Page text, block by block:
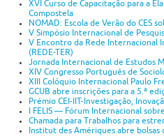
XVI Curso de Capacitação para a
Compostela
NOMAD: Escola de Verão do CES
V Simpósio Internacional de
V Encontro da Rede Internacional
(REDE-TER)
Jornada Internacional de Estudos
XIV Congresso Português de
XIII Colóquio Internacional Paulo
GCUB abre inscrições para a 5.ª
Prémio CEI-IIT-Investigação,
I FELIS — Fórum Internacional
Chamada para Trabalhos para
Institut des Amériques abre